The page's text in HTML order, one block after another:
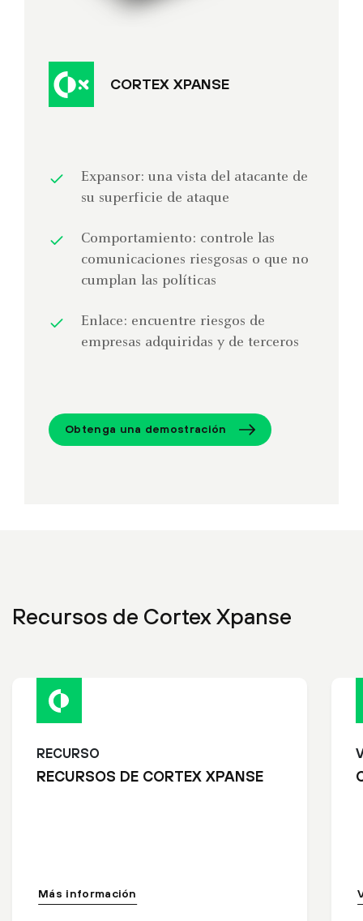
CORTEX XPANSE
Expansor: una vista del atacante de
su superficie de ataque
Comportamiento: controle las
comunicaciones riesgosas o que no
cumplan las políticas
Enlace: encuentre riesgos de
empresas adquiridas y de terceros
Obtenga una demostración
Recursos de Cortex Xpanse
RECURSO
RECURSOS DE CORTEX XPANSE
Más información